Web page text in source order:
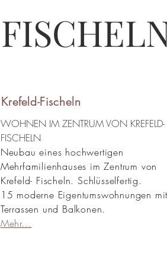
Krefeld-Fischeln
WOHNEN IM ZENTRUM VON KREFELD-
FISCHELN
Neubau eines hochwertigen
Mehrfamilienhauses im Zentrum von
Krefeld- Fischeln. Schlüsselfertig.
15 moderne Eigentumswohnungen
Terrassen und Balkonen.
Mehr...